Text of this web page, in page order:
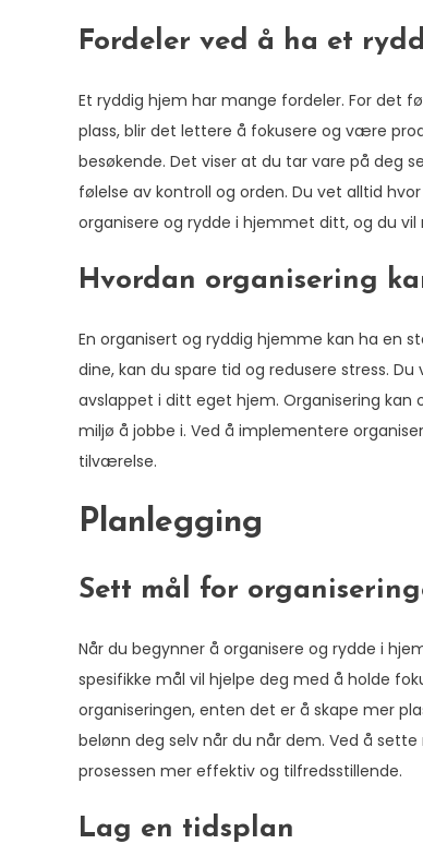
Fordeler ved å ha et
Et ryddig hjem har mange fordeler. For det
plass, blir det lettere å fokusere og være
besøkende. Det viser at du tar vare på deg
følelse av kontroll og orden. Du vet alltid
organisere og rydde i hjemmet ditt, og du
Hvordan organisering
En organisert og ryddig hjemme kan ha en
dine, kan du spare tid og redusere stress.
avslappet i ditt eget hjem. Organisering
miljø å jobbe i. Ved å implementere
tilværelse.
Planlegging
Sett mål for
Når du begynner å organisere og rydde i
spesifikke mål vil hjelpe deg med å holde
organiseringen, enten det er å skape mer
belønn deg selv når du når dem. Ved å
prosessen mer effektiv og tilfredsstillende.
Lag en tidsplan